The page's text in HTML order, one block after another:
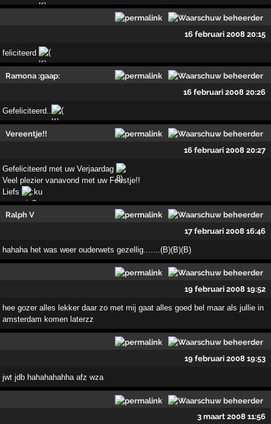
16 februari 2008 20:15
feliciteerd
Ramona :gaap:
16 februari 2008 20:26
Gefeliciteerd..
Vereentje!!
16 februari 2008 20:27
Gefeliciteerd met uw Verjaardag
Veel plezier vanavond met uw Feestje!!
Liefs
Ralph V
17 februari 2008 16:46
hahaha het was weer ouderwets gezellig.......(B)(B)(B)
19 februari 2008 19:52
hee gozer alles lekker daar zo met mij gaat alles goed bel maar als jullie in
amsterdam komen laterzz
19 februari 2008 19:53
jwt jdb hahahahahha afz wza
3 maart 2008 11:56